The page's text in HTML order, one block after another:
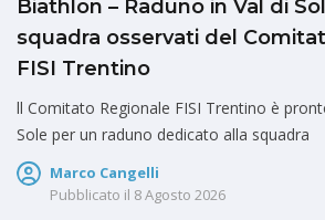
Biathlon – Raduno in Val di
squadra osservati del
FISI Trentino
ll Comitato Regionale FISI Trentino è
Sole per un raduno dedicato alla squadra
Marco Cangelli
Pubblicato il 8 Agosto 2026